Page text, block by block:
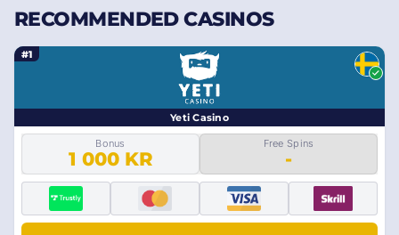
RECOMMENDED CASINOS
#1
Yeti Casino
Bonus
1 000 KR
Free Spins
-